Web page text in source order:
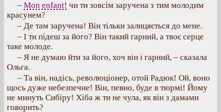
– Mon enfant! чи ти зовсім заручена з тим молодим
красунем?
– Де там заручена! Він тільки залицяється до мене.
– І ти підеш за його? Він такий гарний, а твоє серце
таке молоде.
– Я не думаю йти за його, хоч він і гарний, – сказала
Ольга.
– Та він, надісь, революціонер, отой Радюк! Ой, воно
щось дуже небезпечне! Він, певно, буде в тюрмі! Йому
не минуть Сибіру! Хіба ж ти не чула, як він з дамами
говорить?